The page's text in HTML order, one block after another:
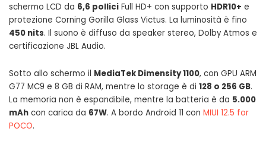
schermo LCD da 6,6 pollici Full HD+ con supporto HDR10+ e
protezione Corning Gorilla Glass Victus. La luminosità è fino
450 nits. Il suono è diffuso da speaker stereo, Dolby Atmos e
certificazione JBL Audio.
Sotto allo schermo il MediaTek Dimensity 1100, con GPU ARM
G77 MC9 e 8 GB di RAM, mentre lo storage è di 128 o 256 GB.
La memoria non è espandibile, mentre la batteria è da 5.000
mAh con carica da 67W. A bordo Android 11 con MIUI 12.5 for
POCO.